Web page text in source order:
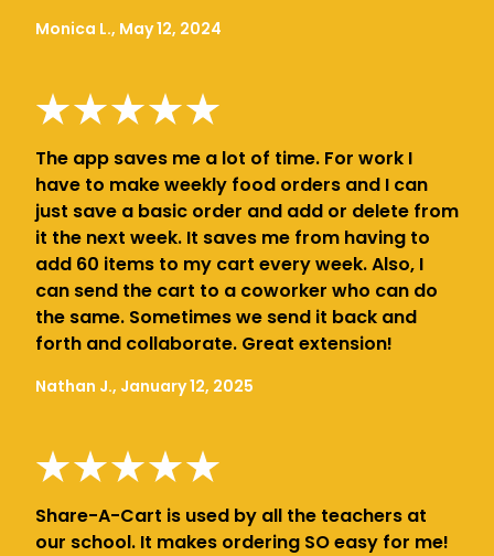
Monica L., May 12, 2024
The app saves me a lot of time. For work I
have to make weekly food orders and I can
just save a basic order and add or delete from
it the next week. It saves me from having to
add 60 items to my cart every week. Also, I
can send the cart to a coworker who can do
the same. Sometimes we send it back and
forth and collaborate. Great extension!
Nathan J., January 12, 2025
Share-A-Cart is used by all the teachers at
our school. It makes ordering SO easy for me!